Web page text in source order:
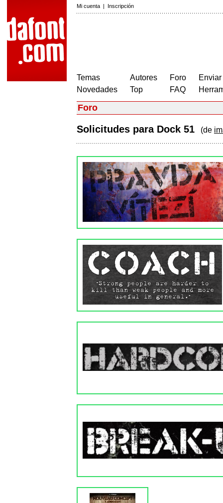
Mi cuenta | Inscripción
Temas
Novedades
Autores
Top
Foro
FAQ
Foro
Solicitudes para Dock 51 (de